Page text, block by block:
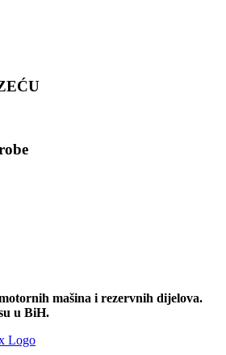
mašina i rezervnih dijelova.
u BiH.
Logo